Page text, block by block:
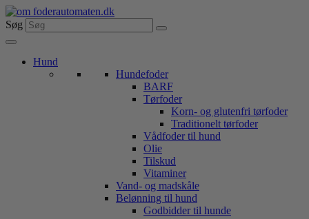
Videre
til
indhold
Søg
Hund
Hundefoder
BARF
Tørfoder
Korn- og glutenfri tørfoder
Traditionelt tørfoder
Vådfoder til hund
Olie
Tilskud
Vitaminer
Vand- og madskåle
Belønning til hund
Godbidder til hunde